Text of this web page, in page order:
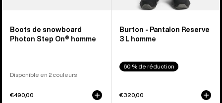
Boots de snowboard
Photon Step On® homme
Disponible en 2 couleurs
€490,00
Burton - Pantalon Reserve
3 L homme
60 % de réduction
€320,00